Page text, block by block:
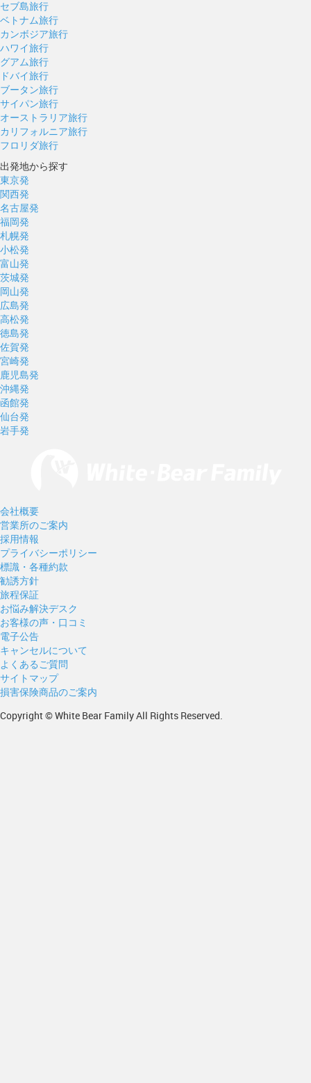
セブ島旅行
ベトナム旅行
カンボジア旅行
ハワイ旅行
グアム旅行
ドバイ旅行
ブータン旅行
サイパン旅行
オーストラリア旅行
カリフォルニア旅行
フロリダ旅行
出発地から探す
東京発
関西発
名古屋発
福岡発
札幌発
小松発
富山発
茨城発
岡山発
広島発
高松発
徳島発
佐賀発
宮崎発
鹿児島発
沖縄発
函館発
仙台発
岩手発
会社概要
営業所のご案内
採用情報
プライバシーポリシー
標識・各種約款
勧誘方針
旅程保証
お悩み解決デスク
お客様の声・口コミ
電子公告
キャンセルについて
よくあるご質問
サイトマップ
損害保険商品のご案内
Copyright © White Bear Family All Rights Reserved.